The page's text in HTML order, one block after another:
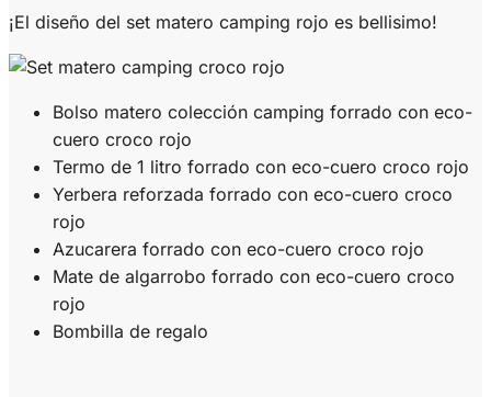
¡El diseño del set matero camping rojo es bellisimo!
Bolso matero colección camping forrado con eco-
cuero croco rojo
Termo de 1 litro forrado con eco-cuero croco rojo
Yerbera reforzada forrado con eco-cuero croco
rojo
Azucarera forrado con eco-cuero croco rojo
Mate de algarrobo forrado con eco-cuero croco
rojo
Bombilla de regalo